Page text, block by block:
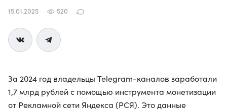
15.01.2025 520
За 2024 год владельцы Telegram-каналов заработали
1,7 млрд рублей с помощью инструмента монетизации
от Рекламной сети Яндекса (РСЯ). Это данные